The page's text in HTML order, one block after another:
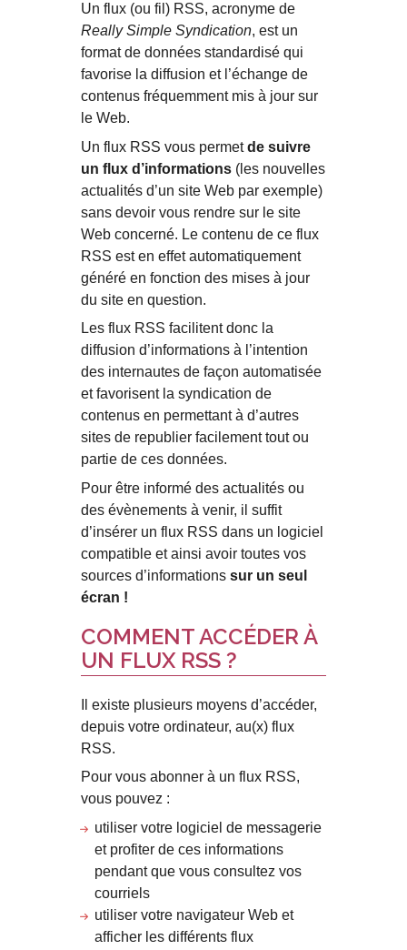
Un flux (ou fil) RSS, acronyme de
Really Simple Syndication, est un
format de données standardisé qui
favorise la diffusion et l’échange de
contenus fréquemment mis à jour sur
le Web.
Un flux RSS vous permetde suivre
un flux d’informations (les nouvelles
actualités d’un site Web par exemple)
sans devoir vous rendre sur le site
Web concerné. Le contenu de ce flux
RSS est en effet automatiquement
généré en fonction des mises à jour
du site en question.
Les flux RSS facilitent donc la
diffusion d’informations à l’intention
des internautes de façon automatisée
et favorisent la syndication de
contenus en permettant à d’autres
sites de republier facilement tout ou
partie de ces données.
Pour être informé des actualités ou
des évènements à venir, il suffit
d’insérer un flux RSS dans un logiciel
compatible et ainsi avoir toutes vos
sources d’informations sur un seul
écran !
COMMENT ACCÉDER À
UN FLUX RSS ?
Il existe plusieurs moyens d’accéder,
depuis votre ordinateur, au(x) flux
RSS.
Pour vous abonner à un flux RSS,
vous pouvez :
utiliser votre logiciel de messagerie
et profiter de ces informations
pendant que vous consultez vos
courriels
utiliser votre navigateur Web et
afficher les différents flux